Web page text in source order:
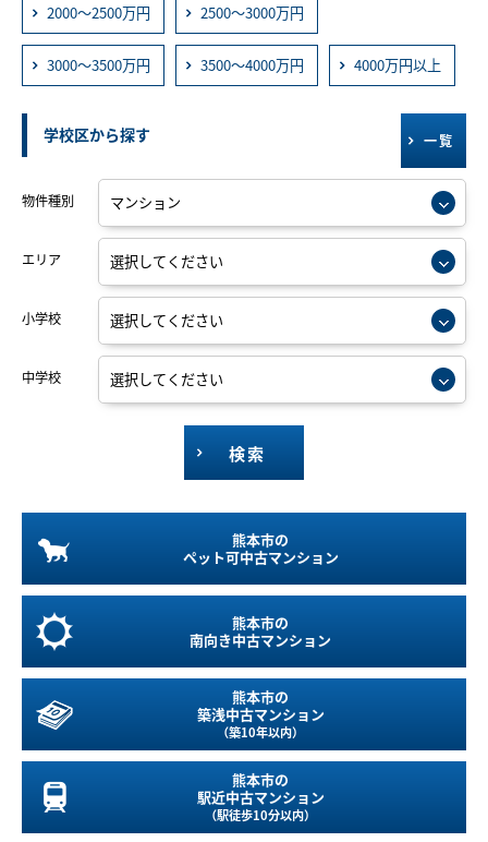
2000～2500万円 2500～3000万円
3000～3500万円 3500～4000万円 4000万円以上
学校区から探す 一覧
物件種別
エリア
小学校
中学校
検索
熊本市の
ペット可中古マンション
熊本市の
南向き中古マンション
熊本市の
築浅中古マンション
（築10年以内）
熊本市の
駅近中古マンション
（駅徒歩10分以内）